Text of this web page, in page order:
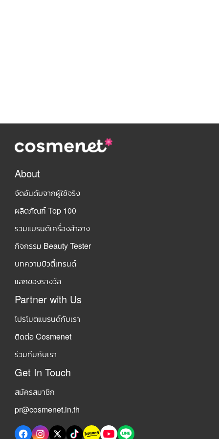
About
จัดอันดับจากผู้ใช้จริง
ผลิตภัณฑ์ Top 100
รวมแบรนด์เครื่องสำอาง
กิจกรรม Beauty Tester
บทความบิวตี้เทรนด์
แลกของรางวัล
Partner with Us
โปรโมตแบรนด์กับเรา
ติดต่อ Cosmenet
ร่วมทีมกับเรา
Get In Touch
สมัครสมาชิก
pr@cosmenet.in.th